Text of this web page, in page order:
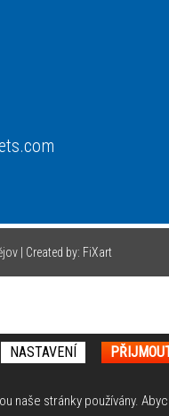
| Created by: FiXart
NASTAVENÍ
naše stránky používány.